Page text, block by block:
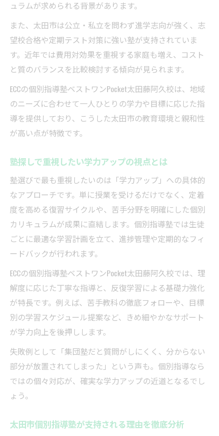
塾比較で浮かび上がる太田市の強みを解説
個別指導塾ならではのサポート内容とは
塾の口コミ評価から見る学力アップ実例
中学生に人気の理由と特色
塾比較で知る講師と生徒の距離の近さ
個別指導塾で広がる子どもの可能性を考察
塾比較で見つかる可能性を伸ばす指導法
個別指導塾が実現する一人ひとりへの対応
小学生にも優しい個別対応の魅力
塾比較で重要な進路サポートと実績の見方
塾選びを成功させるための比較ポイント集
塾比較で押さえたい料金とサポートの違い
安い個別指導塾の選び方指南
口コミから読み解く塾選びの落とし穴
塾比較で迷った時のチェックリスト紹介
個別指導塾のカリキュラム柔軟性とは
太田市の塾事情から見る学習サポートの違い
塾比較で明確になる学習サポートの充実度
太田市 個別指導塾のサポート体制比較
教室ごとの塾比較でわかる学習環境の差
塾選びで重視したいサポート内容を解説
ュラムが求められる背景があります。
また、太田市は公立・私立を問わず進学志向が強く、志
望校合格や定期テスト対策に強い塾が支持されていま
す。近年では費用対効果を重視する家庭も増え、コスト
と質のバランスを比較検討する傾向が見られます。
ECCの個別指導塾ベストワンPocket太田藤阿久校は、地域
のニーズに合わせて一人ひとりの学力や目標に応じた指
導を提供しており、こうした太田市の教育環境と親和性
が高い点が特徴です。
塾探しで重視したい学力アップの視点とは
塾選びで最も重視したいのは「学力アップ」への具体的
なアプローチです。単に授業を受けるだけでなく、定着
度を高める復習サイクルや、苦手分野を明確にした個別
カリキュラムが成果に直結します。個別指導塾では生徒
ごとに最適な学習計画を立て、進捗管理や定期的なフィ
ードバックが行われます。
ECCの個別指導塾ベストワンPocket太田藤阿久校では、理
解度に応じた丁寧な指導と、反復学習による基礎力強化
が特長です。例えば、苦手教科の徹底フォローや、目標
別の学習スケジュール提案など、きめ細やかなサポート
が学力向上を後押しします。
失敗例として「集団塾だと質問がしにくく、分からない
部分が放置されてしまった」という声も。個別指導なら
ではの個々対応が、確実な学力アップの近道となるでし
ょう。
太田市個別指導塾が支持される理由を徹底分析